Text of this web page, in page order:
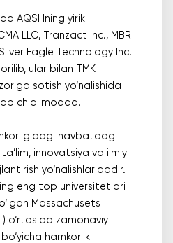
AQSHning yirik
LLC, Tranzact Inc., MBR
Eagle Technology Inc.
ular bilan TMK
sotish yo‘nalishida
chiqilmoqda.
navbatdagi
innovatsiya va ilmiy-
yo‘nalishlaridadir.
eng top universitetlari
Massachusets
o‘rtasida zamonaviy
hamkorlik